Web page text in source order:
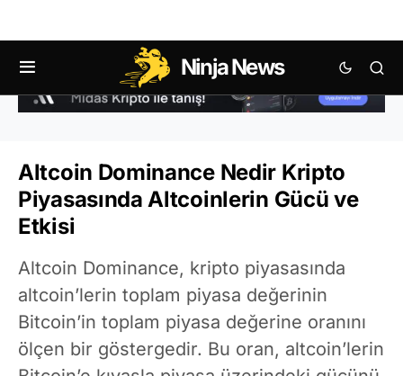
Ninja News
Altcoin Dominance Nedir Kripto
Piyasasında Altcoinlerin Gücü ve
Etkisi
Altcoin Dominance, kripto piyasasında
altcoin’lerin toplam piyasa değerinin
Bitcoin’in toplam piyasa değerine oranını
ölçen bir göstergedir. Bu oran, altcoin’lerin